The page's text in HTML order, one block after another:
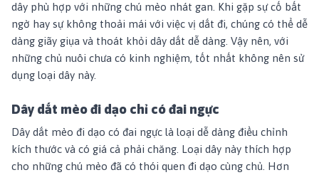
dây phù hợp với những chú mèo nhát gan. Khi gặp sự cố bất
ngờ hay sự không thoải mái với việc vị dắt đi, chúng có thể dễ
dàng giãy giụa và thoát khỏi dây dắt dễ dàng. Vậy nên, với
những chủ nuôi chưa có kinh nghiệm, tốt nhất không nên sử
dụng loại dây này.
Dây dắt mèo đi dạo chỉ có đai ngực
Dây dắt mèo đi dạo có đai ngực là loại dễ dàng điều chỉnh
kích thước và có giá cả phải chăng. Loại dây này thích hợp
cho những chú mèo đã có thói quen đi dạo cùng chủ. Hơn